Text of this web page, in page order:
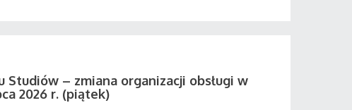
Studiów – zmiana organizacji obsługi w
2026 r. (piątek)